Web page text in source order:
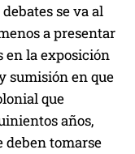
se va al
a presentar
en la exposición
sumisión en que
que
años,
deben tomarse